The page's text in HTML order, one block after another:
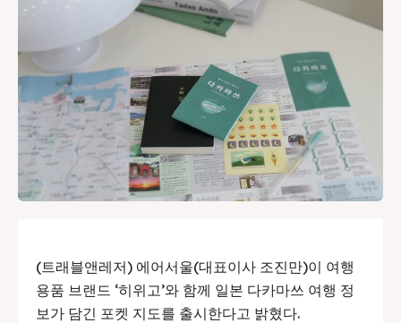
(트래블앤레저) 에어서울(대표이사 조진만)이 여행
용품 브랜드 ‘히위고’와 함께 일본 다카마쓰 여행 정
보가 담긴 포켓 지도를 출시한다고 밝혔다.